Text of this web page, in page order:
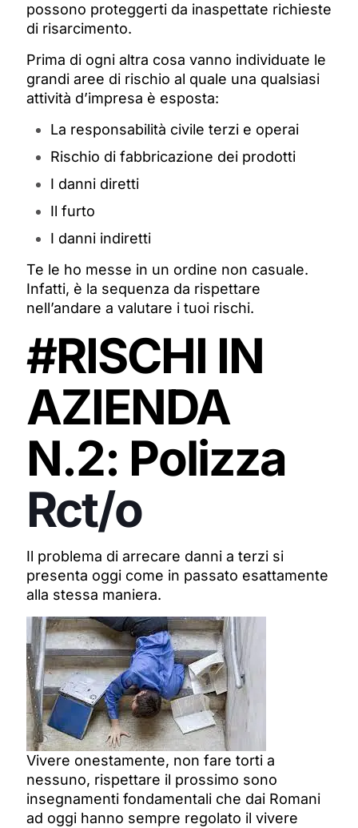
possono proteggerti da inaspettate richieste
di risarcimento.
Prima di ogni altra cosa vanno individuate le
grandi aree di rischio al quale una qualsiasi
attività d’impresa è esposta:
La responsabilità civile terzi e operai
Rischio di fabbricazione dei prodotti
I danni diretti
Il furto
I danni indiretti
Te le ho messe in un ordine non casuale.
Infatti, è la sequenza da rispettare
nell’andare a valutare i tuoi rischi.
#RISCHI IN
AZIENDA
N.2: Polizza
Rct/o
Il problema di arrecare danni a terzi si
presenta oggi come in passato esattamente
alla stessa maniera.
Vivere onestamente, non fare torti a
nessuno, rispettare il prossimo sono
insegnamenti fondamentali che dai Romani
ad oggi hanno sempre regolato il vivere